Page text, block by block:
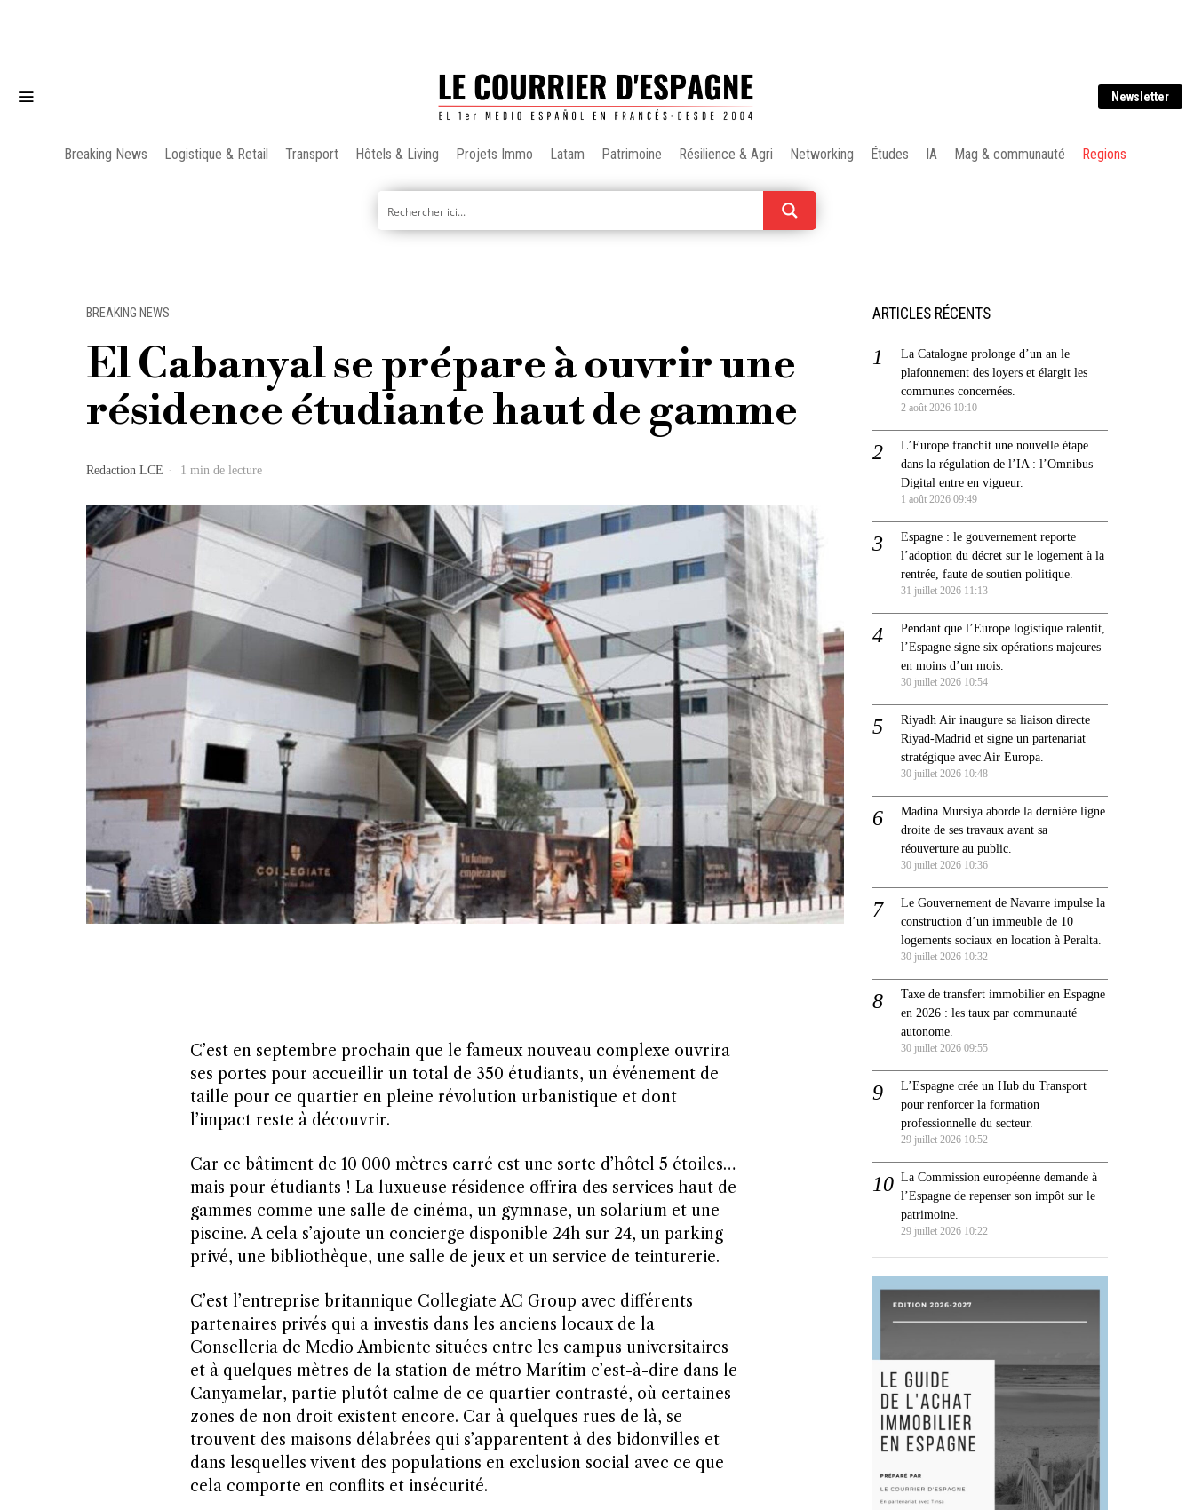
Newsletter
Breaking News Logistique & Retail Transport Hôtels & Living Projets Immo Latam Patrimoine Résilience & Agri Networking Études IA Mag & communauté Regions
BREAKING NEWS
El Cabanyal se prépare à ouvrir une
résidence étudiante haut de gamme
Redaction LCE 1 min de lecture
C’est en septembre prochain que le fameux nouveau complexe ouvrira
ses portes pour accueillir un total de 350 étudiants, un événement de
taille pour ce quartier en pleine révolution urbanistique et dont
l’impact reste à découvrir.
Car ce bâtiment de 10 000 mètres carré est une sorte d’hôtel 5 étoiles…
mais pour étudiants ! La luxueuse résidence offrira des services haut de
gammes comme une salle de cinéma, un gymnase, un solarium et une
piscine. A cela s’ajoute un concierge disponible 24h sur 24, un parking
privé, une bibliothèque, une salle de jeux et un service de teinturerie.
C’est l’entreprise britannique Collegiate AC Group avec différents
partenaires privés qui a investis dans les anciens locaux de la
Conselleria de Medio Ambiente situées entre les campus universitaires
et à quelques mètres de la station de métro Marítim c’est-à-dire dans le
Canyamelar, partie plutôt calme de ce quartier contrasté, où certaines
zones de non droit existent encore. Car à quelques rues de là, se
trouvent des maisons délabrées qui s’apparentent à des bidonvilles et
dans lesquelles vivent des populations en exclusion social avec ce que
cela comporte en conflits et insécurité.
ARTICLES RÉCENTS
La Catalogne prolonge d’un an le
plafonnement des loyers et élargit les
communes concernées.
2 août 2026 10:10
L’Europe franchit une nouvelle étape
dans la régulation de l’IA : l’Omnibus
Digital entre en vigueur.
1 août 2026 09:49
Espagne : le gouvernement reporte
l’adoption du décret sur le logement à la
rentrée, faute de soutien politique.
31 juillet 2026 11:13
Pendant que l’Europe logistique ralentit,
l’Espagne signe six opérations majeures
en moins d’un mois.
30 juillet 2026 10:54
Riyadh Air inaugure sa liaison directe
Riyad-Madrid et signe un partenariat
stratégique avec Air Europa.
30 juillet 2026 10:48
Madina Mursiya aborde la dernière ligne
droite de ses travaux avant sa
réouverture au public.
30 juillet 2026 10:36
Le Gouvernement de Navarre impulse la
construction d’un immeuble de 10
logements sociaux en location à Peralta.
30 juillet 2026 10:32
Taxe de transfert immobilier en Espagne
en 2026 : les taux par communauté
autonome.
30 juillet 2026 09:55
L’Espagne crée un Hub du Transport
pour renforcer la formation
professionnelle du secteur.
29 juillet 2026 10:52
La Commission européenne demande à
l’Espagne de repenser son impôt sur le
patrimoine.
29 juillet 2026 10:22